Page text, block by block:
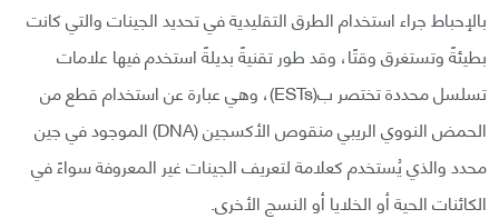
بالإحباط جراء استخدام الطرق التقليدية في تحديد الجينات والتي كانت
بطيئةً وتستغرق وقتًا، وقد طور تقنيةً بديلةً استخدم فيها علامات
تسلسل محددة تختصر ب(ESTs)، وهي عبارة عن استخدام قطع من
الحمض النووي الريبي منقوص الأكسجين (DNA) الموجود في جين
محدد والذي يُستخدم كعلامة لتعريف الجينات غير المعروفة سواءً في
الكائنات الحية أو الخلايا أو النسج الأخرى.